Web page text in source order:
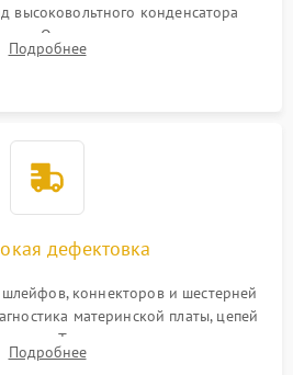
высоковольтного конденсатора
Очистка внутренних узлов от
влаги с помощью спецсредств.
Подробнее
дефектовка
коннекторов и шестерней
материнской платы, цепей
Тестирование механизма
стабилизации.
Подробнее